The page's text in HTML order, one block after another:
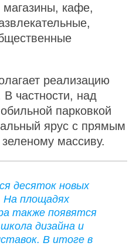
кафе,
реализацию
частности, над
парковкой
ярус с прямым
массиву.
десяток новых
На площадях
также появятся
дизайна и
В итоге в